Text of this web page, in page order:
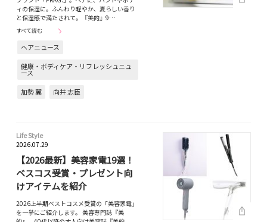
ィの保湿に。ふんわり軽やか、夏らしい香り
と保湿感で満たされて。『美的』9…
すべて読む
ヘアニュース
健康・ボディケア・リフレッシュニュ
ース
加勢 翼
向井 志臣
Life Style
2026.07.29
【2026最新】美容家電19選！
ベスコス受賞・プレゼント向
けアイテムを紹介
2026上半期ベストコスメ受賞の「美容家電」
を一挙にご紹介します。 美容専門誌『美